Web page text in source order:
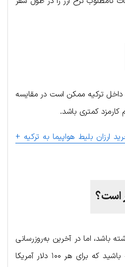
داخل ترکیه ممکن است در مقایسه
کارمزد کمتری باشد.
ارزان بلیط هواپیما به ترکیه +
باشد، اما در آخرین به‌روزرسانی
ما، می‌توانید انتظار داشته باشید که برای هر ۱۰۰ دلار آمریکا